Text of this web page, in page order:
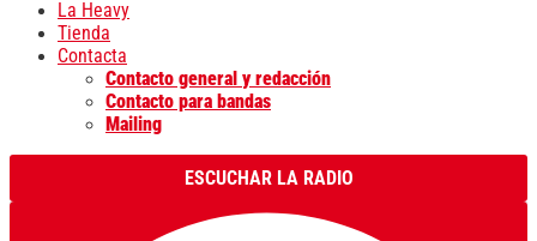
La Heavy
Tienda
Contacta
Contacto general y redacción
Contacto para bandas
Mailing
ESCUCHAR LA RADIO